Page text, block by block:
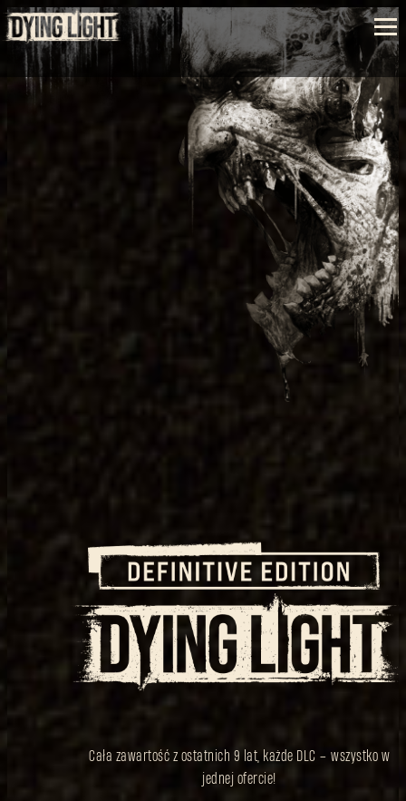
Cała zawartość z ostatnich 9 lat, każde DLC – wszystko w
jednej ofercie!